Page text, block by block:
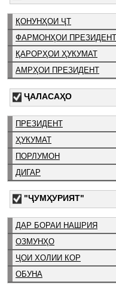
ҚОНУНҲОИ ҶТ
ФАРМОНҲОИ ПРЕЗИДЕНТ
ҚАРОРҲОИ ҲУКУМАТ
АМРҲОИ ПРЕЗИДЕНТ
ҶАЛАСАҲО
ПРЕЗИДЕНТ
ҲУКУМАТ
ПОРЛУМОН
ДИГАР
"ҶУМҲУРИЯТ"
ДАР БОРАИ НАШРИЯ
ОЗМУНҲО
ҶОИ ХОЛИИ КОР
ОБУНА